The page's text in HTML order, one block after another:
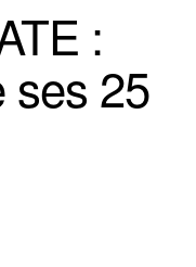
:
ses 25